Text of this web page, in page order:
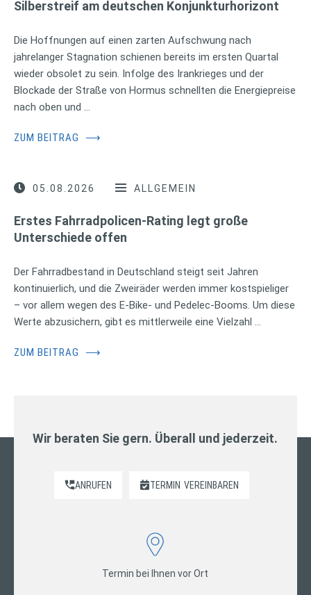
Silberstreif am deutschen Konjunkturhorizont
Die Hoffnungen auf einen zarten Aufschwung nach
jahrelanger Stagnation schienen bereits im ersten Quartal
wieder obsolet zu sein. Infolge des Irankrieges und der
Blockade der Straße von Hormus schnellten die Energiepreise
nach oben und …
ZUM BEITRAG ⟶
05.08.2026 ALLGEMEIN
Erstes Fahrradpolicen-Rating legt große
Unterschiede offen
Der Fahrradbestand in Deutschland steigt seit Jahren
kontinuierlich, und die Zweiräder werden immer kostspieliger
– vor allem wegen des E-Bike- und Pedelec-Booms. Um diese
Werte abzusichern, gibt es mittlerweile eine Vielzahl …
ZUM BEITRAG ⟶
Wir beraten Sie gern. Überall und jederzeit.
ANRUFEN TERMIN VEREINBAREN
Termin bei Ihnen vor Ort